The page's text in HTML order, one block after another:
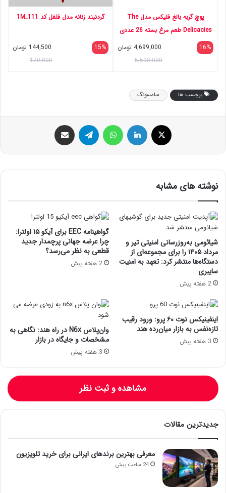
پوچ گربه بالغ فلیکس مدل The
Delicacies طعم مرغ بسته 26 عددی
16%
4,699,000 تومان
5,590,000
گردنبند زنانه مدل فلفل کد 111_1M
15%
144,500 تومان
170,000
برچسب ها سامسونگ
ایکس لینکداین تلگرام
نوشته های مشابه
شیائومی به‌روزرسانی امنیتی تیر و
مرداد ۱۴۰۵ را برای مجموعه‌ای از
دستگاه‌ها منتشر کرد: تعهد به امنیت
سایبری
2 هفته پیش
گواهینامه EEC برای آیکو ۱۵ اولترا:
چرا عرضه جهانی پرچمدار جدید
قطعی به نظر می‌رسد؟
2 هفته پیش
اینفینیکس نوت ۶۰ پرو: ورود رقیب
تازه‌نفس به بازار میان‌رده هند
3 هفته پیش
وان‌پلاس N6x در راه هند: نگاهی به
مشخصات و جایگاه در بازار
3 هفته پیش
مشاهده و ثبت نظر
جدیدترین مقالات
معرفی بهترین برندهای ایرانی برای خرید تلویزیون
24 ساعت پیش